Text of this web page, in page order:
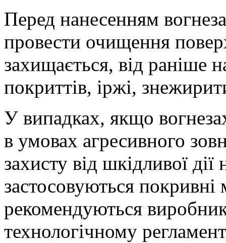
Перед нанесенням
провести очищення
захищається, від раніше
покриттів, іржі,
У випадках, якщо
в умовах агресивного
захисту від шкідливої
застосовуються
рекомендуються
технологічному